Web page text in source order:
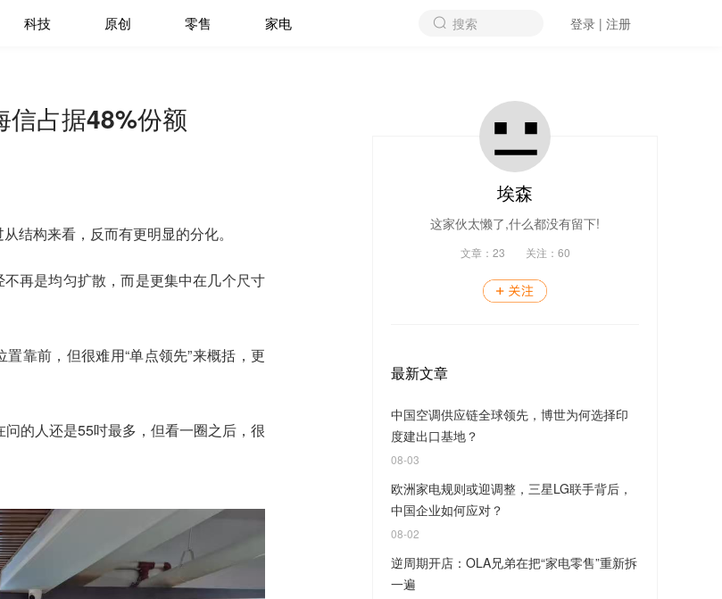
科技 原创 零售 家电 搜索 登录 | 注册
信占据48%份额
结构来看，反而有更明显的分化。
再是均匀扩散，而是更集中在几个尺寸
靠前，但很难用“单点领先”来概括，更
的人还是55吋最多，但看一圈之后，很
埃森
这家伙太懒了,什么都没有留下!
文章： 23 关注： 60
最新文章
中国空调供应链全球领先，博世为何选择印
度建出口基地？
08-03
欧洲家电规则或迎调整，三星LG联手背后，
中国企业如何应对？
08-02
逆周期开店：OLA兄弟在把“家电零售”重新拆
一遍